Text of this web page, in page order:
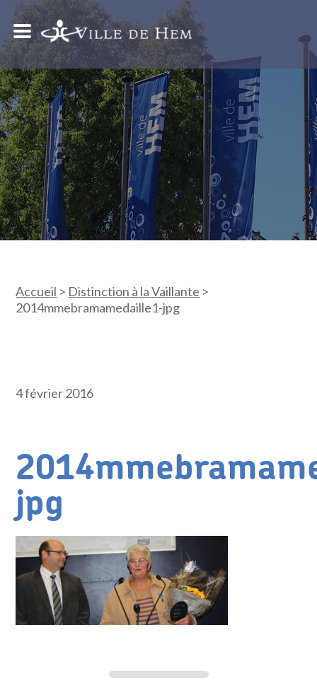
Accueil > Distinction à la Vaillante >
2014mmebramamedaille1-jpg
4 février 2016
jpg